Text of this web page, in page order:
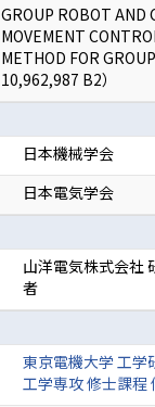
GROUP ROBOT AND
MOVEMENT
METHOD FOR
10,962,987 B2）
日本機械学会
日本電気学会
山洋電気株式会社
者
東京電機大学 工学
工学専攻 修士課程